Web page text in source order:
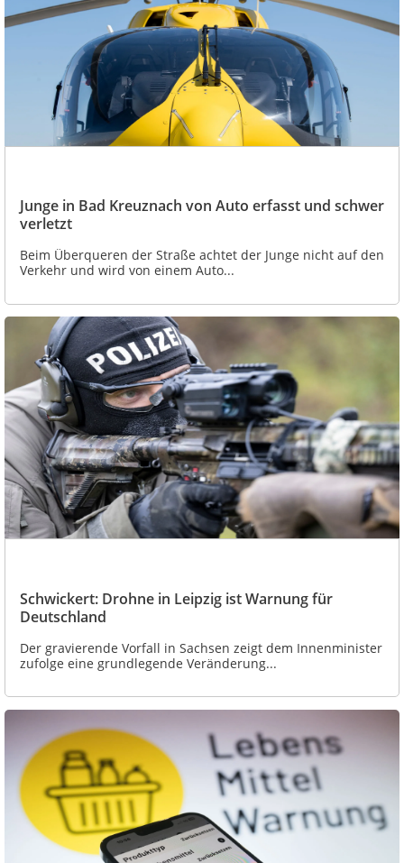
Junge in Bad Kreuznach von Auto erfasst und schwer
verletzt
Beim Überqueren der Straße achtet der Junge nicht auf den
Verkehr und wird von einem Auto...
Schwickert: Drohne in Leipzig ist Warnung für
Deutschland
Der gravierende Vorfall in Sachsen zeigt dem Innenminister
zufolge eine grundlegende Veränderung...